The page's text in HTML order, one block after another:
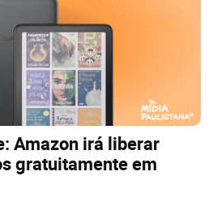
Amazon irá liberar
gratuitamente em